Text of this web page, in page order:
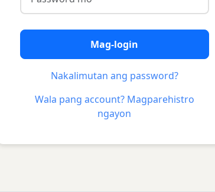
Mag-login
Nakalimutan ang password?
Wala pang account? Magparehistro
ngayon